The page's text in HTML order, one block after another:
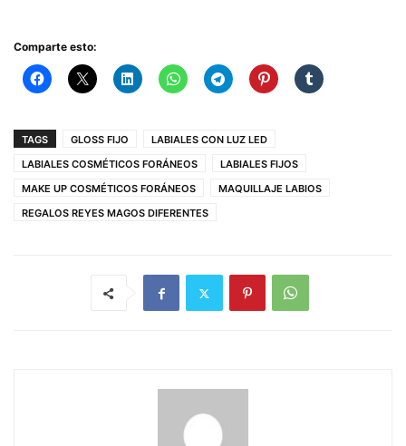
Comparte esto:
TAGS GLOSS FIJO
LABIALES CON LUZ LED
LABIALES COSMÉTICOS FORÁNEOS
LABIALES FIJOS
MAKE UP COSMÉTICOS FORÁNEOS
MAQUILLAJE LABIOS
REGALOS REYES MAGOS DIFERENTES